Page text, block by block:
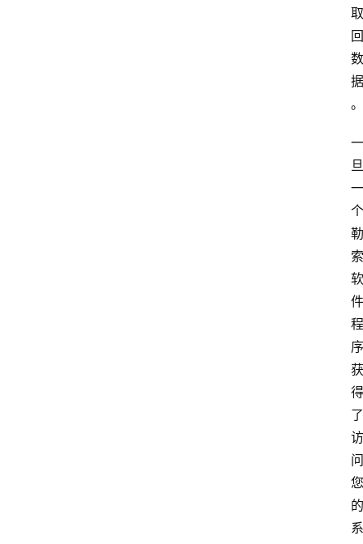
取
回
数
据
。
一
旦
一
个
勒
索
软
件
程
序
获
得
了
访
问
您
的
系